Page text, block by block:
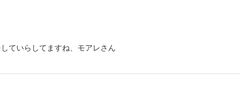
ていらしてますね、モアレさん